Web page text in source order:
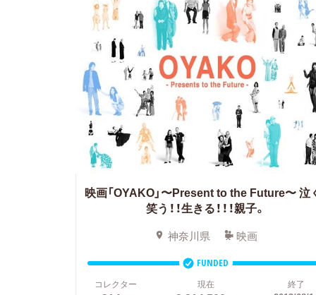
映画「OYAKO」〜Present to the Future〜 泣
笑う！！生きる！！！親子。
神奈川県 映画
FUNDED
コレクター
現在 終了